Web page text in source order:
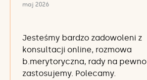
maj 2026
Jesteśmy bardzo zadowoleni z
konsultacji online, rozmowa
b.merytoryczna, rady na pewno
zastosujemy. Polecamy.